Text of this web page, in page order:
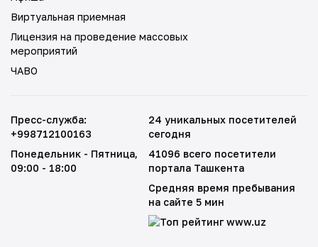
Виртуальная приемная
Лицензия на проведение массовых
мероприятий
ЧАВО
Пресс-служба:
+998712100163
Понедельник - Пятница,
09:00 - 18:00
24 уникальных посетителей
сегодня
41096 всего посетители
портала Ташкента
Средняя время пребывания
на сайте 5 мин